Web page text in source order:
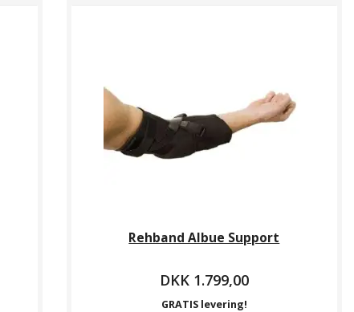
Rehband Albue Support
DKK 1.799,00
GRATIS levering!